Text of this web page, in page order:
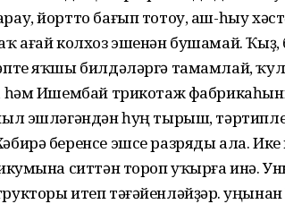
йортто бағып тотоу, аш-һыу
ағай колхоз эшенән бушамай.
яҡшы билдәләргә тамамлай,
һәм Ишембай трикотаж
эшләгәндән һуң тырыш,
беренсе эшсе разряды ала.
ситтән тороп уҡырға инә.
итеп тәғәйенләйҙәр.